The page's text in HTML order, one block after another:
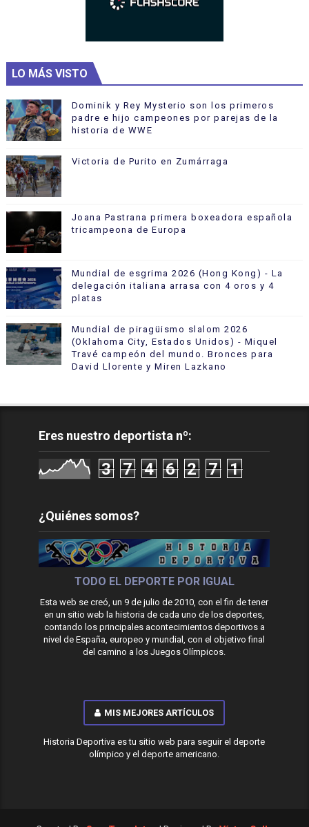
LO MÁS VISTO
Dominik y Rey Mysterio son los primeros
padre e hijo campeones por parejas de la
historia de WWE
Victoria de Purito en Zumárraga
Joana Pastrana primera boxeadora española
tricampeona de Europa
Mundial de esgrima 2026 (Hong Kong) - La
delegación italiana arrasa con 4 oros y 4
platas
Mundial de piragüismo slalom 2026
(Oklahoma City, Estados Unidos) - Miquel
Travé campeón del mundo. Bronces para
David Llorente y Miren Lazkano
Eres nuestro deportista nº:
3 7 4 6 2 7 1
¿Quiénes somos?
TODO EL DEPORTE POR IGUAL
Esta web se creó, un 9 de julio de 2010, con el fin de tener
en un sitio web la historia de cada uno de los deportes,
contando los principales acontecimientos deportivos a
nivel de España, europeo y mundial, con el objetivo final
del camino a los Juegos Olímpicos.
MIS MEJORES ARTÍCULOS
Historia Deportiva es tu sitio web para seguir el deporte
olímpico y el deporte americano.